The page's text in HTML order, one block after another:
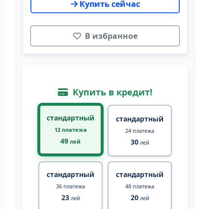
Купить сейчас
В избранное
Купить в кредит!
стандартный
12 платежа
49 лей
стандартный
24 платежа
30лей
стандартный
36 платежа
23лей
стандартный
48 платежа
20лей